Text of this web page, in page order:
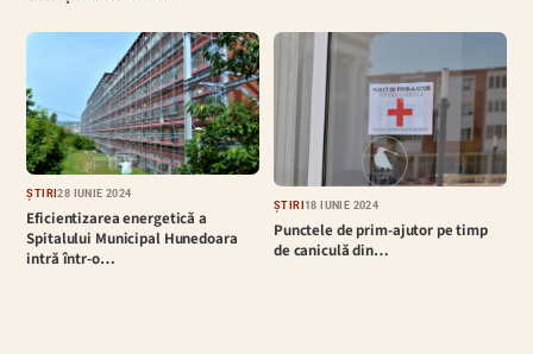
ȘTIRI28 IUNIE 2024
Eficientizarea energetică a
Spitalului Municipal Hunedoara
intră într-o…
ȘTIRI18 IUNIE 2024
Punctele de prim-ajutor pe timp
de caniculă din…